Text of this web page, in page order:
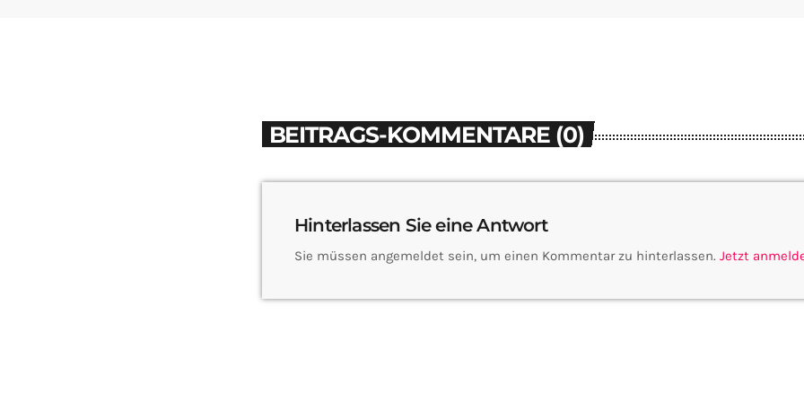
BEITRAGS-KOMMENTARE (0)
Hinterlassen Sie eine Antwort
Sie müssen angemeldet sein, um einen Kommentar zu hinterlassen. Jetzt